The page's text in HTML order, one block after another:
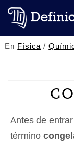
En Física /
Antes de
término